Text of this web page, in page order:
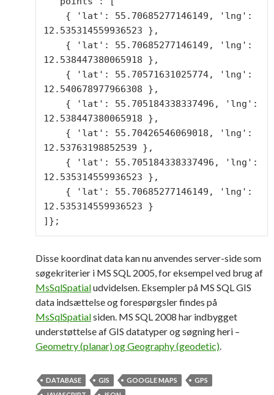
12.535314559936523 },
12.538447380065918 },
12.540678977966308 },
12.538447380065918 },
12.53763198852539 },
12.535314559936523 },
12.535314559936523 }
]};
Disse koordinat data kan nu anvendes server-side som
søgekriterier i MS SQL 2005, for eksempel ved brug af
MsSqlSpatialudvidelsen. Eksempler på MS SQL GIS
data indsættelse og forespørgsler findes på
MsSqlSpatialsiden. MS SQL 2008 har indbygget
understøttelse af GIS datatyper og søgning heri –
Geometry (planar) og Geography (geodetic).
DATABASE GIS GOOGLE MAPS
GPS